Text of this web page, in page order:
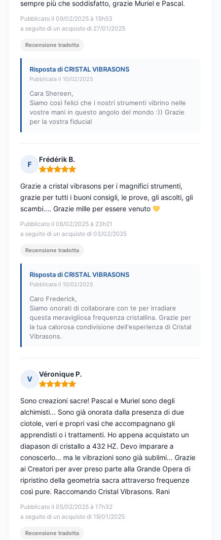
Pubblicato il 09/02/2025 à 15h53
a seguito di un acquisto di 27/01/2025
sempre più che soddisfatto, grazie Muriel e Pascal.
Recensione tradotta
Risposta di CRISTAL VIBRASONS
Pubblicata il 10/02/2025
Cara Shereen,
Siamo così felici che i nostri strumenti vibrino nelle
vostre mani in questo angolo del mondo :)) Grazie
per la vostra fiducia!
F
Frédérik B.
Nota: 5 su 5
Pubblicato il 06/02/2025 à 23h21
a seguito di un acquisto di 03/02/2025
Grazie a cristal vibrasons per i magnifici strumenti,
grazie per tutti i buoni consigli, le prove, gli ascolti, gli
scambi.... Grazie mille per essere venuto
Recensione tradotta
Risposta di CRISTAL VIBRASONS
Pubblicata il 10/02/2025
Caro Frederick,
Siamo onorati di collaborare con te per irradiare
questa meravigliosa frequenza cristallina. Grazie per
la tua calorosa condivisione dell'esperienza di Cristal
Vibrasons.
V
Véronique P.
Nota: 5 su 5
Pubblicato il 05/02/2025 à 17h32
a seguito di un acquisto di 19/01/2025
Sono creazioni sacre! Pascal e Muriel sono degli
alchimisti... Sono già onorata dalla presenza di due
ciotole, veri e propri vasi che accompagnano gli
apprendisti o i trattamenti. Ho appena acquistato un
diapason di cristallo a 432 HZ. Devo imparare a
conoscerlo... ma le vibrazioni sono già sublimi... Grazie
ai Creatori per aver preso parte alla Grande Opera di
ripristino della geometria sacra attraverso frequenze
così pure. Raccomando Cristal Vibrasons. Rani
Recensione tradotta